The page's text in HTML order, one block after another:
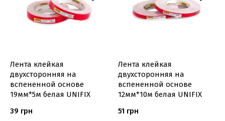
Лента клейкая
двухсторонняя на
вспененной основе
19мм*5м белая UNIFIX
39 грн
Лента клейкая
двухсторонняя на
вспененной основе
12мм*10м белая UNIFIX
51 грн